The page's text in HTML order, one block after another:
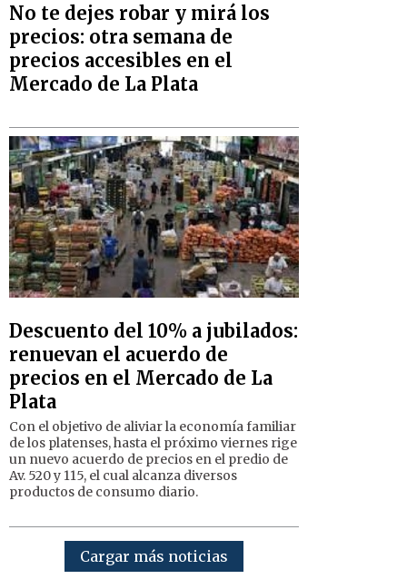
No te dejes robar y mirá los
precios: otra semana de
precios accesibles en el
Mercado de La Plata
Descuento del 10% a jubilados:
renuevan el acuerdo de
precios en el Mercado de La
Plata
Con el objetivo de aliviar la economía familiar
de los platenses, hasta el próximo viernes rige
un nuevo acuerdo de precios en el predio de
Av. 520 y 115, el cual alcanza diversos
productos de consumo diario.
Cargar más noticias